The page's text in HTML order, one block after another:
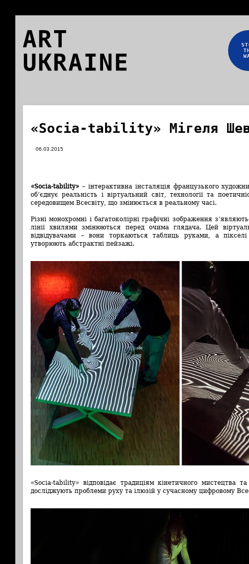
ART
UKRAINE
«Socia-tability» Мігеля
06.03.2015
«Socia-tability» – інтерактивна інсталяція французького
об’єднує реальність і віртуальний світ, технології та
середовищем Всесвіту, що змінюється в реальному часі.
Різні монохромні і багатоколірні графічні зображення
лінії хвилями змінюються перед очима глядача. Цей
відвідувачами – вони торкаються таблиць руками, а
утворюють абстрактні пейзажі.
«Socia-tability» відповідає традиціям кінетичного мистецтва
досліджують проблеми руху та ілюзій у сучасному цифровому